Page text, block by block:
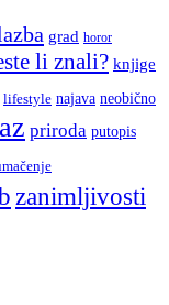
grad horor
li znali? knjige
lifestyle najava neobično
priroda putopis
zanimljivosti